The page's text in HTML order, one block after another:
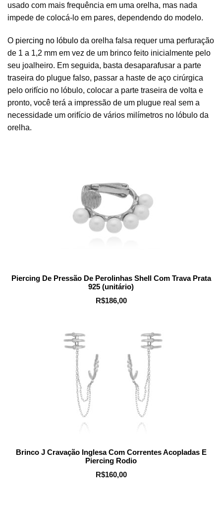
usado com mais frequência em uma orelha, mas nada
impede de colocá-lo em pares, dependendo do modelo.
O piercing no lóbulo da orelha falsa requer uma perfuração
de 1 a 1,2 mm em vez de um brinco feito inicialmente pelo
seu joalheiro. Em seguida, basta desaparafusar a parte
traseira do plugue falso, passar a haste de aço cirúrgica
pelo orifício no lóbulo, colocar a parte traseira de volta e
pronto, você terá a impressão de um plugue real sem a
necessidade um orifício de vários milímetros no lóbulo da
orelha.
Piercing De Pressão De Perolinhas Shell Com Trava Prata
925 (unitário)
R$186,00
Brinco J Cravação Inglesa Com Correntes Acopladas E
Piercing Rodio
R$160,00